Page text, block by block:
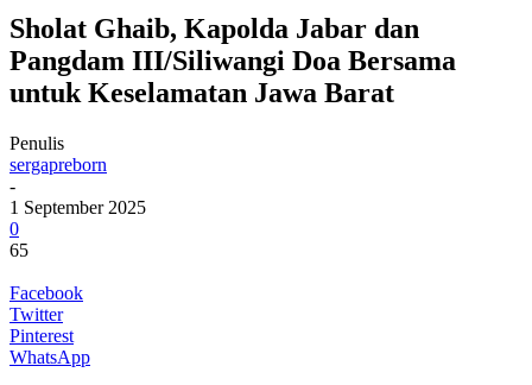
Sholat Ghaib, Kapolda Jabar dan
Pangdam III/Siliwangi Doa Bersama
untuk Keselamatan Jawa Barat
Penulis
sergapreborn
-
1 September 2025
0
65
Facebook
Twitter
Pinterest
WhatsApp